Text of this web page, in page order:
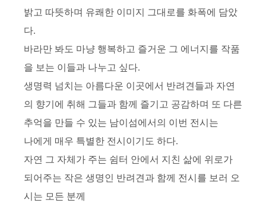
밝고 따뜻하며 유쾌한 이미지 그대로를 화폭에 담았
다.
바라만 봐도 마냥 행복하고 즐거운 그 에너지를 작품
을 보는 이들과 나누고 싶다.
생명력 넘치는 아름다운 이곳에서 반려견들과 자연
의 향기에 취해 그들과 함께 즐기고 공감하며 또 다른
추억을 만들 수 있는 남이섬에서의 이번 전시는
나에게 매우 특별한 전시이기도 하다.
자연 그 자체가 주는 쉼터 안에서 지친 삶에 위로가
되어주는 작은 생명인 반려견과 함께 전시를 보러 오
시는 모든 분께